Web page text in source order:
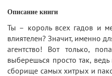
Описание книги
Ты – король всех гадов и
влиятелен? Значит, именно
агентство! Вот только,
выберешься просто так,
сборище самых хитрых и